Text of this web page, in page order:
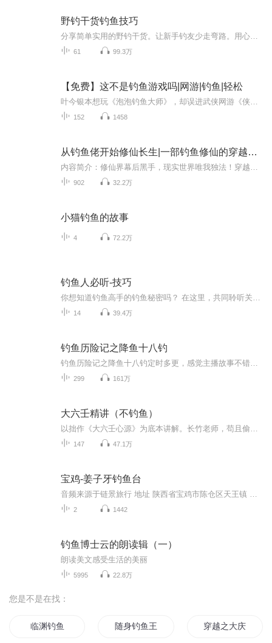
野钓干货钓鱼技巧
61 99.3万
【免费】这不是钓鱼游戏吗|网游|钓鱼|轻松
152 1458
从钓鱼佬开始修仙长生|一部钓鱼修仙的穿越奇书
902 32.2万
小猫钓鱼的故事
4 72.2万
钓鱼人必听-技巧
14 39.4万
钓鱼历险记之降鱼十八钓
299 161万
大六壬精讲（不钓鱼）
147 47.1万
宝鸡-姜子牙钓鱼台
2 1442
钓鱼博士云的朗读辑（一）
朗读美文感受生活的美丽
5995 22.8万
您是不是在找：
临渊钓鱼 随身钓鱼王系统 穿越之大庆帝国